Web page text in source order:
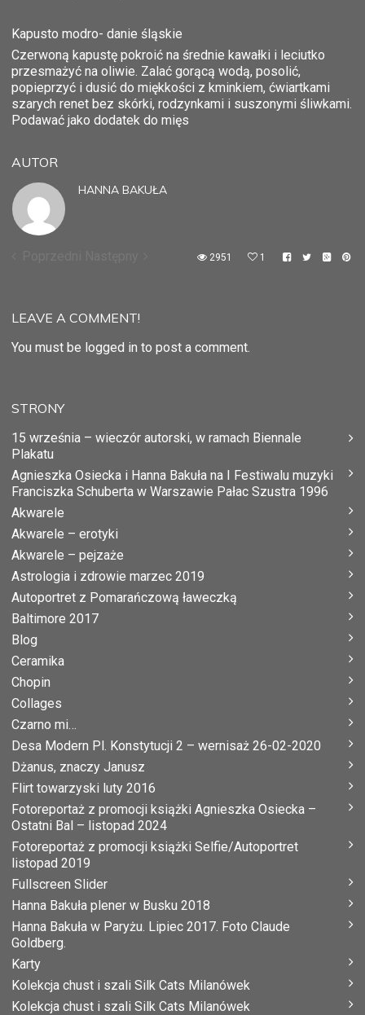
Kapusto modro- danie śląskie
Czerwoną kapustę pokroić na średnie kawałki i leciutko
przesmażyć na oliwie. Zalać gorącą wodą, posolić,
popieprzyć i dusić do miękkości z kminkiem, ćwiartkami
szarych renet bez skórki, rodzynkami i suszonymi śliwkami.
Podawać jako dodatek do mięs
AUTOR
HANNA BAKUŁA
2951 1
LEAVE A COMMENT!
You must be logged in to post a comment.
STRONY
15 września – wieczór autorski, w ramach Biennale
Plakatu
Agnieszka Osiecka i Hanna Bakuła na I Festiwalu muzyki
Franciszka Schuberta w Warszawie Pałac Szustra 1996
Akwarele
Akwarele – erotyki
Akwarele – pejzaże
Astrologia i zdrowie marzec 2019
Autoportret z Pomarańczową ławeczką
Baltimore 2017
Blog
Ceramika
Chopin
Collages
Czarno mi…
Desa Modern Pl. Konstytucji 2 – wernisaż 26-02-2020
Dżanus, znaczy Janusz
Flirt towarzyski luty 2016
Fotoreportaż z promocji książki Agnieszka Osiecka –
Ostatni Bal – listopad 2024
Fotoreportaż z promocji książki Selfie/Autoportret
listopad 2019
Fullscreen Slider
Hanna Bakuła plener w Busku 2018
Hanna Bakuła w Paryżu. Lipiec 2017. Foto Claude
Goldberg.
Karty
Kolekcja chust i szali Silk Cats Milanówek
Kolekcja chust i szali Silk Cats Milanówek